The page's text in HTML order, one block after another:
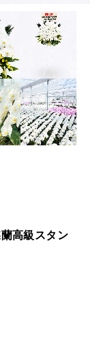
いませんが、
。
配送料金がかか
いて
む）
含む）
含む）
気温により変
ります。
能です。
ります。
お届け日」を
たします。
高級スタン